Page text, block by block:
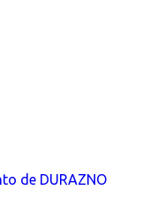
de DURAZNO